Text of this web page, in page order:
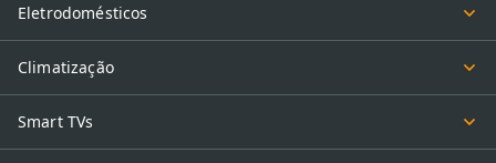
Eletrodomésticos
Climatização
Smart TVs